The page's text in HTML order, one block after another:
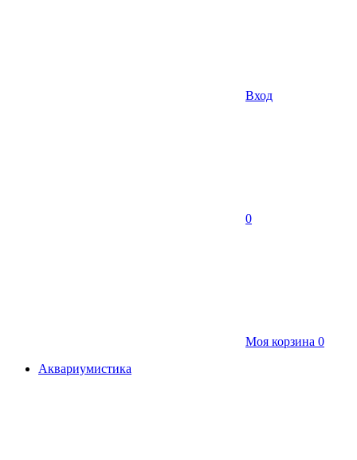
Вход
0
Моя корзина 0
Аквариумистика